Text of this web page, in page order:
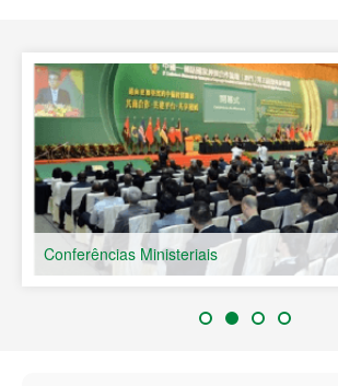
Conferências Ministeriais